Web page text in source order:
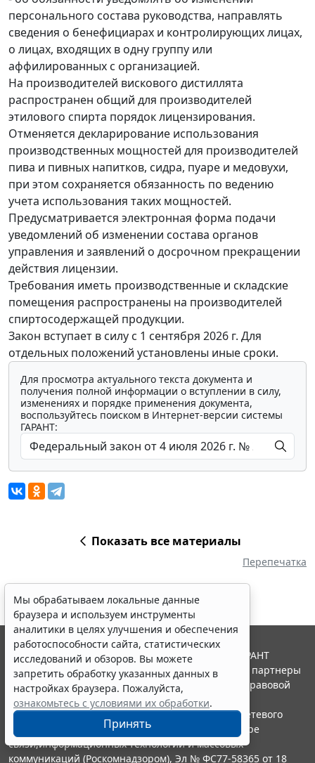
персонального состава руководства, направлять
сведения о бенефициарах и контролирующих лицах,
о лицах, входящих в одну группу или
аффилированных с организацией.
На производителей вискового дистиллята
распространен общий для производителей
этилового спирта порядок лицензирования.
Отменяется декларирование использования
производственных мощностей для производителей
пива и пивных напитков, сидра, пуаре и медовухи,
при этом сохраняется обязанность по ведению
учета использования таких мощностей.
Предусматривается электронная форма подачи
уведомлений об изменении состава органов
управления и заявлений о досрочном прекращении
действия лицензии.
Требования иметь производственные и складские
помещения распространены на производителей
спиртосодержащей продукции.
Закон вступает в силу с 1 сентября 2026 г. Для
отдельных положений установлены иные сроки.
Для просмотра актуального текста документа и
получения полной информации о вступлении в силу,
изменениях и порядке применения документа,
воспользуйтесь поиском в Интернет-версии системы
ГАРАНТ:
Показать все материалы
Перепечатка
Мы обрабатываем локальные данные
браузера и используем инструменты
аналитики в целях улучшения и обеспечения
работоспособности сайта, статистических
исследований и обзоров. Вы можете
запретить обработку указанных данных в
настройках браузера. Пожалуйста,
ознакомьтесь с условиями их обработки.
Принять
© ООО "НПП "ГАРАНТ-СЕРВИС", 2026. Система ГАРАНТ
выпускается с 1990 года. Компания "Гарант" и ее партнеры
являются участниками Российской ассоциации правовой
информации ГАРАНТ.
Портал ГАРАНТ.РУ зарегистрирован в качестве сетевого
издания Федеральной службой по надзору в сфере
связи,информационных технологий и массовых
коммуникаций (Роскомнадзором), Эл № ФС77-58365 от 18